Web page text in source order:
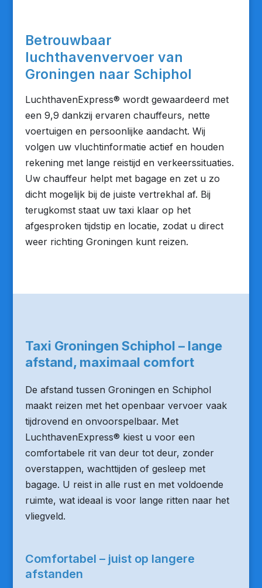
Betrouwbaar
luchthavenvervoer van
Groningen naar Schiphol
LuchthavenExpress® wordt gewaardeerd met
een 9,9 dankzij ervaren chauffeurs, nette
voertuigen en persoonlijke aandacht. Wij
volgen uw vluchtinformatie actief en houden
rekening met lange reistijd en verkeerssituaties.
Uw chauffeur helpt met bagage en zet u zo
dicht mogelijk bij de juiste vertrekhal af. Bij
terugkomst staat uw taxi klaar op het
afgesproken tijdstip en locatie, zodat u direct
weer richting Groningen kunt reizen.
Taxi Groningen Schiphol – lange
afstand, maximaal comfort
De afstand tussen Groningen en Schiphol
maakt reizen met het openbaar vervoer vaak
tijdrovend en onvoorspelbaar. Met
LuchthavenExpress® kiest u voor een
comfortabele rit van deur tot deur, zonder
overstappen, wachttijden of gesleep met
bagage. U reist in alle rust en met voldoende
ruimte, wat ideaal is voor lange ritten naar het
vliegveld.
Comfortabel – juist op langere
afstanden